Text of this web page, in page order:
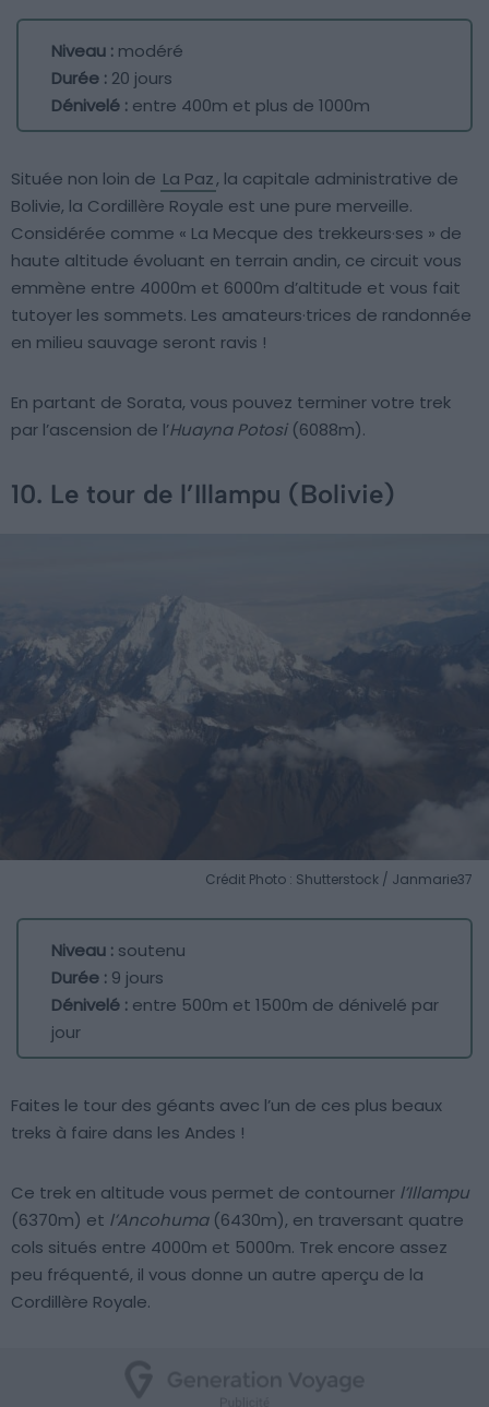
Niveau : modéré
Durée : 20 jours
Dénivelé : entre 400m et plus de 1000m
Située non loin de La Paz, la capitale administrative de
Bolivie, la Cordillère Royale est une pure merveille.
Considérée comme « La Mecque des trekkeurs·ses » de
haute altitude évoluant en terrain andin, ce circuit vous
emmène entre 4000m et 6000m d’altitude et vous fait
tutoyer les sommets. Les amateurs·trices de randonnée
en milieu sauvage seront ravis !
En partant de Sorata, vous pouvez terminer votre trek
par l’ascension de l’Huayna Potosi(6088m).
10. Le tour de l’Illampu (Bolivie)
Crédit Photo : Shutterstock / Janmarie37
Niveau : soutenu
Durée : 9 jours
Dénivelé : entre 500m et 1500m de dénivelé par
jour
Faites le tour des géants avec l’un de ces plus beaux
treks à faire dans les Andes !
Ce trek en altitude vous permet de contourner l’Illampu
(6370m) et l’Ancohuma (6430m), en traversant quatre
cols situés entre 4000m et 5000m. Trek encore assez
peu fréquenté, il vous donne un autre aperçu de la
Cordillère Royale.